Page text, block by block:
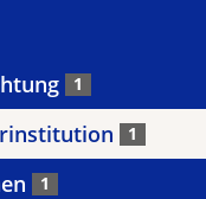
1
1
1